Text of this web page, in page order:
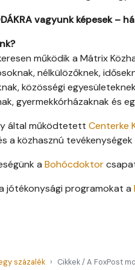
vagyunk képesek –
működik a Mátrix
nélkülözőknek,
közösségi
gyermekkórházaknak és
által működtetett Centerke
a közhasznú
a Bohócdoktor
jótékonysági programokat a
százalék Cikkek / A FoxPost